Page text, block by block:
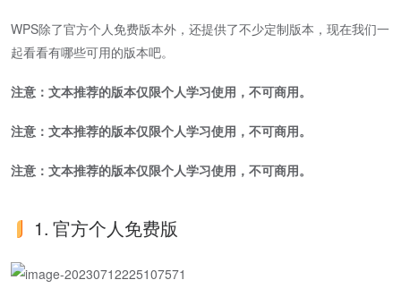
WPS除了官方个人免费版本外，还提供了不少定制版本，现在我们一
起看看有哪些可用的版本吧。
注意：文本推荐的版本仅限个人学习使用，不可商用。
注意：文本推荐的版本仅限个人学习使用，不可商用。
注意：文本推荐的版本仅限个人学习使用，不可商用。
1. 官方个人免费版